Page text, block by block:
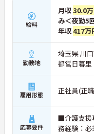
給料
月収30.0
み＜夜勤5
年収417万
勤務地
埼玉県 川
都営日暮
雇用形態 正社員(正
応募要件
■介護支援
務経験：必